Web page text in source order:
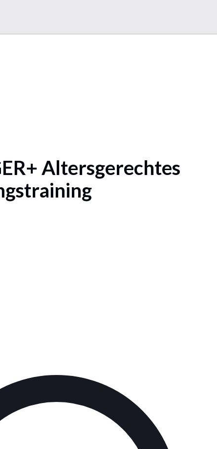
Altersgerechtes